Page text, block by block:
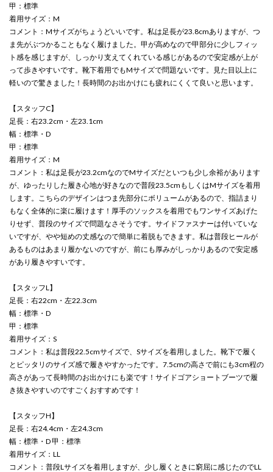
甲：標準
着用サイズ：M
コメント：Mサイズがちょうどいいです。私は足長が23.8cmありますが、つ
ま先がぶつかることもなく履けました。甲が高めなので甲部分に少しフィッ
ト感を感じますが、しっかり支えてくれている感じがあるので安定感が上が
って歩きやすいです。靴下着用でもMサイズで問題ないです。見た目以上に
軽いので驚きました！長時間のお出かけにも疲れにくくて良いと思います。
【スタッフC】
足長：右23.2cm・左23.1cm
幅：標準・D
甲：標準
着用サイズ：M
コメント：私は足長が23.2cmなのでMサイズだといつも少し余裕があります
が、ゆったりした履き心地が好きなので普段23.5cmもしくはMサイズを着用
します。こちらのデザインはつま先部分にボリュームがあるので、指詰まり
もなく全体的に楽に履けます！厚手のソックスを着用でもワンサイズあげた
りせず、普段のサイズで問題なさそうです。サイドファスナーは付いていな
いですが、やや短めの丈感なので簡単に着脱もできます。私は普段ヒールが
あるものはあまり履かないのですが、前にも厚みがしっかりあるので安定感
があり履きやすいです。
【スタッフL】
足長：右22cm・左22.3cm
幅：標準・D
甲：標準
着用サイズ：S
コメント：私は普段22.5cmサイズで、Sサイズを着用しました。靴下で履く
とピッタリのサイズ感で履きやすかったです。7.5cmの高さで前にも3cm程の
高さがあって長時間のお出かけにも楽です！サイドゴアショートブーツで履
き抜きやすいのですごくおすすめです！
【スタッフH】
足長：右24.4cm・左24.3cm
幅：標準・D 甲：標準
着用サイズ：LL
コメント：普段Lサイズを着用しますが、少し履くときに窮屈に感じたのでLL